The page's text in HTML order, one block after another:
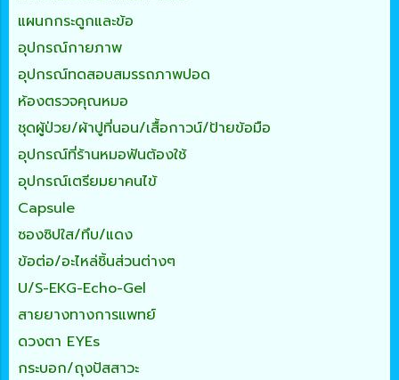
แผนกกระดูกและข้อ
อุปกรณ์กายภาพ
อุปกรณ์ทดสอบสมรรถภาพปอด
ห้องตรวจคุณหมอ
ชุดผู้ป่วย/ผ้าปูที่นอน/เสื้อกาวน์/ป้ายข้อมือ
อุปกรณ์ที่ร้านหมอฟันต้องใช้
อุปกรณ์เตรียมยาคนไข้
Capsule
ซองซิปใส/ทึบ/แดง
ข้อต่อ/อะไหล่ชิ้นส่วนต่างๆ
U/S-EKG-Echo-Gel
สายยางทางการแพทย์
ดวงตา EYEs
กระบอก/ถุงปัสสาวะ